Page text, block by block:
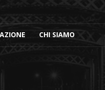
CHI SIAMO